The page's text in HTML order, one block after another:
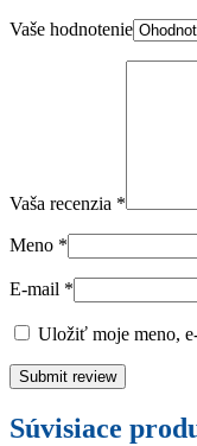
Vaše hodnotenie
Vaša recenzia *
Meno *
E-mail *
Uložiť moje meno,
Súvisiace